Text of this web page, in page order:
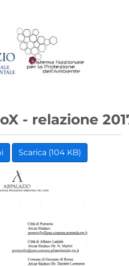
- relazione
Scarica (104 KB)